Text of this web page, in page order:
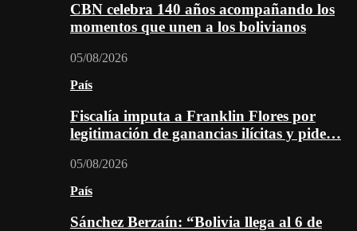
CBN celebra 140 años acompañando los
momentos que unen a los bolivianos
05/08/2026
País
Fiscalía imputa a Franklin Flores por
legitimación de ganancias ilícitas y pide…
05/08/2026
País
Sánchez Berzaín: “Bolivia llega al 6 de